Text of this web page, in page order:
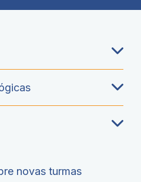
novas turmas